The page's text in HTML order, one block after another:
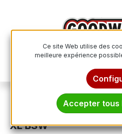
TRACMAX X-PRIVILO
XL BSW
Ce site Web utilise des
meilleure expérience
Accepter tous